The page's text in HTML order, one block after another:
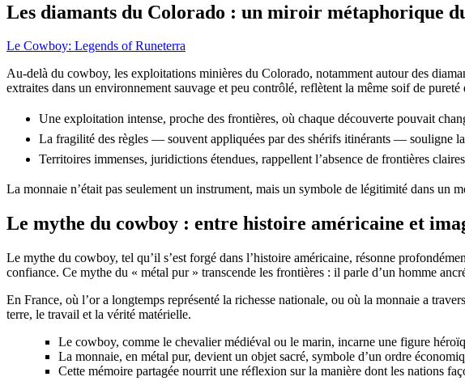
Les diamants du Colorado : un miroir métaphorique
Le Cowboy: Legends of Runeterra
Au-delà du cowboy, les exploitations minières du Colorado, notamment autour des
extraites dans un environnement sauvage et peu contrôlé, reflètent la même soif de pureté
Une exploitation intense, proche des frontières, où chaque découverte pouvait
La fragilité des règles — souvent appliquées par des shérifs itinérants — souligne
Territoires immenses, juridictions étendues, rappellent l’absence de frontières
La monnaie n’était pas seulement un instrument, mais un symbole de légitimité dans un
Le mythe du cowboy : entre histoire américaine et
Le mythe du cowboy, tel qu’il s’est forgé dans l’histoire américaine, résonne
confiance. Ce mythe du « métal pur » transcende les frontières : il parle d’un homme
En France, où l’or a longtemps représenté la richesse nationale, ou où la monnaie a
terre, le travail et la vérité matérielle.
Le cowboy, comme le chevalier médiéval ou le marin, incarne une figure
La monnaie, en métal pur, devient un objet sacré, symbole d’un ordre
Cette mémoire partagée nourrit une réflexion sur la manière dont les nations